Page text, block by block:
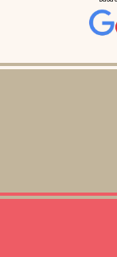
preocuparon
magnífico
Gracias de